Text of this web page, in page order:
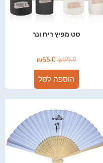
סט מפיץ ריח ונר
₪99.9
₪66.0
הוספה לסל